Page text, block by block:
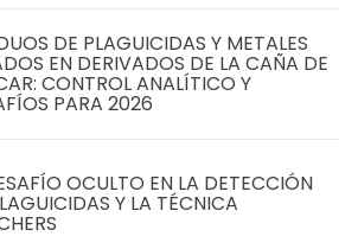
DE PLAGUICIDAS Y METALES
EN DERIVADOS DE LA CAÑA DE
CONTROL ANALÍTICO Y
PARA 2026
OCULTO EN LA DETECCIÓN
Y LA TÉCNICA